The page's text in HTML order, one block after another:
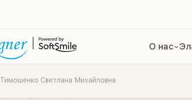
О нас
Тимошенко Светлана Михайловна